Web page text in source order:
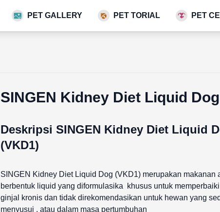
PET GALLERY PET TORIAL PET
SINGEN Kidney Diet Liquid
Deskripsi SINGEN Kidney Diet Liquid
(VKD1)
SINGEN Kidney Diet Liquid Dog (VKD1) merupakan makanan
berbentuk liquid yang diformulasika khusus untuk
ginjal kronis dan tidak direkomendasikan untuk hewan yang
menyusui , atau dalam masa pertumbuhan